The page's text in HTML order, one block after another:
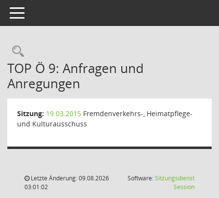
Toggle navigation
Rechercheauswahl
TOP Ö 9: Anfragen und
Anregungen
Sitzung: 19.03.2015 Fremdenverkehrs-, Heimatpflege-
und Kulturausschuss
Letzte Änderung: 09.08.2026
03:01:02
Software:Sitzungsdienst
Session(Wird in